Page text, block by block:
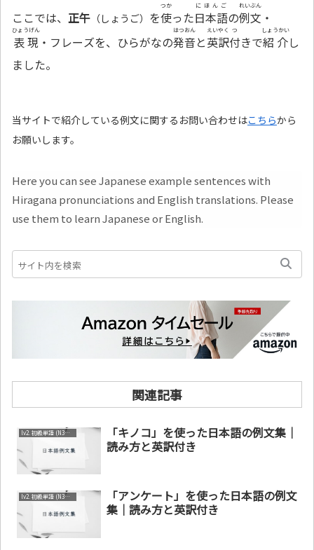
ここでは、 正午 （しょうご） を使
つか
った日本語
にほんご
の例文
れいぶん
・
表現
ひょうげん
・フレーズを、ひらがなの発音
はつおん
と英訳
えいやく
付
つ
きで紹介
しょうかい
し
ました。
当サイトで紹介している例文に関するお問い合わせはこちらから
お願いします。
Here you can see Japanese example sentences with
Hiragana pronunciations and English translations. Please
use them to learn Japanese or English.
関連記事
lv2. 初級単語 (N3～N4)
「キノコ」を使った日本語の例文集｜
読み方と英訳付き
lv2. 初級単語 (N3～N4)
「アンケート」を使った日本語の例文
集｜読み方と英訳付き